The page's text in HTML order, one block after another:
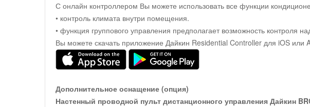
С онлайн контроллером Вы можете использовать все функции
• контроль климата внутри помещения.
• функция группового управления предполагает возможность контроля
Вы можете скачать приложение Дайкин Residential Controller для iOS или
Дополнительное оснащение (опция)
Настенный проводной пульт дистанционного управления Дайкин